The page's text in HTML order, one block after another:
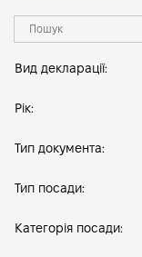
Вид декларації:
Рік:
Тип документа:
Тип посади:
Категорія посади: